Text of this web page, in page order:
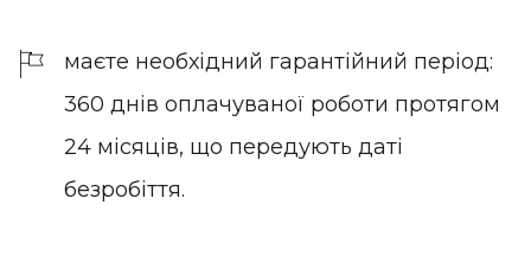
маєте необхідний гарантійний період:
360 днів оплачуваної роботи протягом
24 місяців, що передують даті
безробіття.